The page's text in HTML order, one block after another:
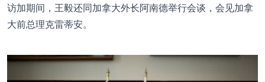
访加期间，王毅还同加拿大外长阿南德举行会谈，会见加拿
大前总理克雷蒂安。